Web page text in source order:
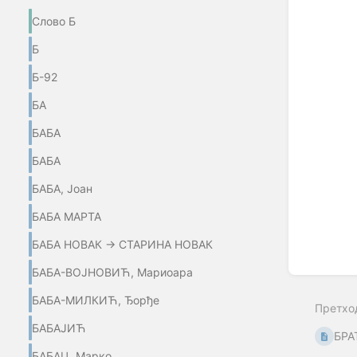
Слово Б
Б
Б-92
БА
БАБА
БАБА
БАБА, Јоан
БАБА МАРТА
БАБА НОВАК → СТАРИНА НОВАК
БАБА-ВОЈНОВИЋ, Мариоара
БАБА-МИЛКИЋ, Ђорђе
БАБАЈИЋ